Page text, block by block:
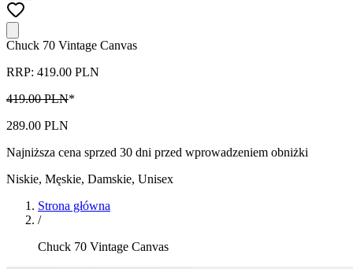
Chuck 70 Vintage Canvas
RRP: 419.00 PLN
419.00 PLN*
289.00 PLN
Najniższa cena sprzed 30 dni przed wprowadzeniem obniżki
Niskie, Męskie, Damskie, Unisex
Strona główna
/
Chuck 70 Vintage Canvas